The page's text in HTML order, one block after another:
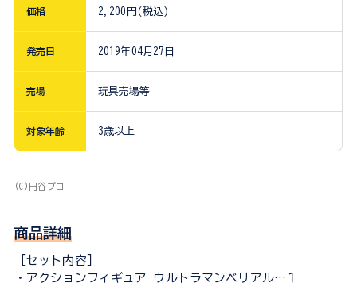
価格 2,200円(税込)
発売日 2019年04月27日
売場 玩具売場等
対象年齢 3歳以上
(C)円谷プロ
商品詳細
［セット内容］
・アクションフィギュア ウルトラマンベリアル…１